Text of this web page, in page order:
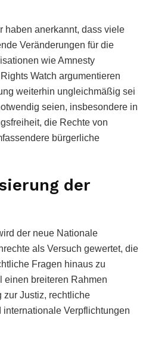
haben anerkannt, dass viele
Veränderungen für die
wie Amnesty
Watch argumentieren
weiterhin ungleichmäßig sei
seien, insbesondere in
die Rechte von
bürgerliche
der
der neue Nationale
als Versuch gewertet, die
Fragen hinaus zu
einen breiteren Rahmen
zur Justiz, rechtliche
Verpflichtungen